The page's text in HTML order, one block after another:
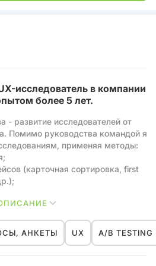
история про взаимный обмен
исследователь в компании
более 5 лет.
- развитие исследователей от
Помимо руководства командой я
применяя методы:
(карточная сортировка, first
дифференциал и др.);
АНКЕТЫ UX A/B TESTING